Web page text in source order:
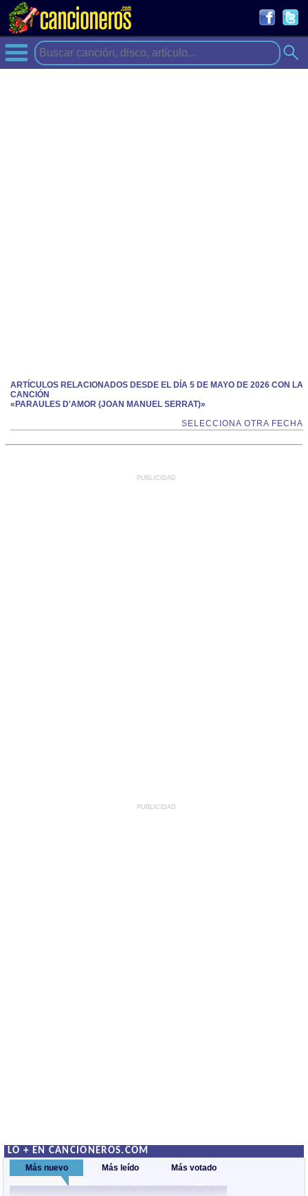
ARTÍCULOS RELACIONADOS DESDE EL DÍA 5 DE MAYO DE 2026 CON LA
CANCIÓN
«PARAULES D'AMOR (JOAN MANUEL SERRAT)»
SELECCIONA OTRA FECHA
PUBLICIDAD
PUBLICIDAD
LO + EN CANCIONEROS.COM
Más nuevo Más leído Más votado